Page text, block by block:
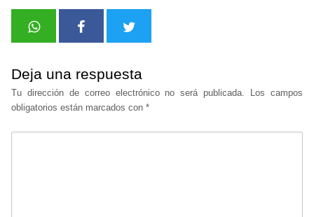
Deja una respuesta
Tu dirección de correo electrónico no será publicada.
Los campos
obligatorios están marcados con *